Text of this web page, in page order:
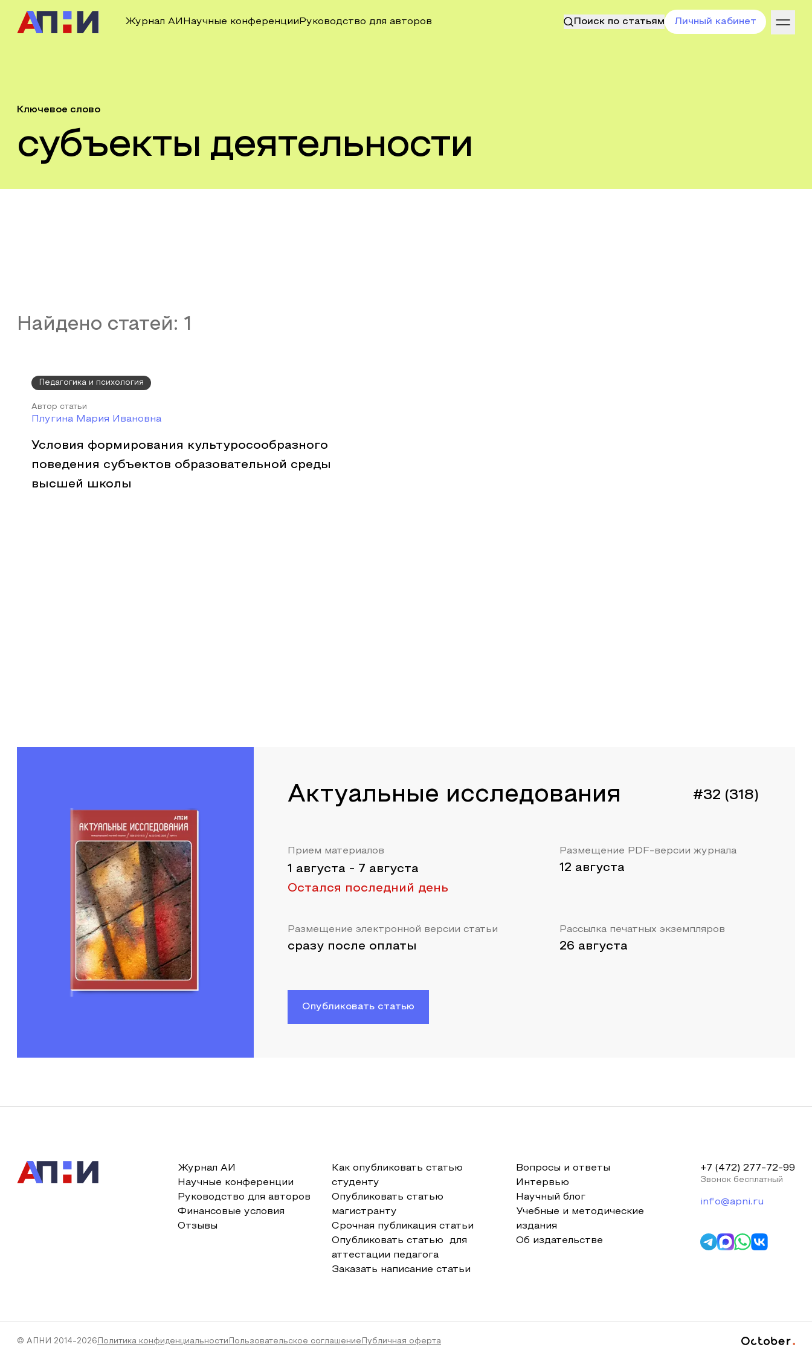
Журнал АИ Научные конференции Руководство для авторов Поиск по статьям Личный кабинет
Ключевое слово
субъекты деятельности
Найдено статей: 1
Педагогика и психология
Автор статьи
Плугина Мария Ивановна
Условия формирования культуросообразного
поведения субъектов образовательной среды
высшей школы
Актуальные исследования #32 (318)
Прием материалов
1 августа - 7 августа
Остался последний день
Размещение PDF-версии журнала
12 августа
Размещение электронной версии статьи
сразу после оплаты
Рассылка печатных экземпляров
26 августа
Опубликовать статью
Журнал АИ
Научные конференции
Руководство для авторов
Финансовые условия
Отзывы
Как опубликовать статью
студенту
Опубликовать статью
магистранту
Срочная публикация статьи
Опубликовать статью для
аттестации педагога
Заказать написание статьи
Вопросы и ответы
Интервью
Научный блог
Учебные и методические
издания
Об издательстве
+7 (472) 277-72-99
Звонок бесплатный
info@apni.ru
© АПНИ 2014-2026 Политика конфиденциальности Пользовательское соглашение Публичная оферта